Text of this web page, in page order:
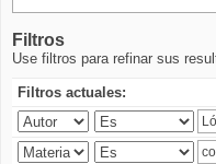
Filtros
Use filtros para refinar sus
Filtros actuales: